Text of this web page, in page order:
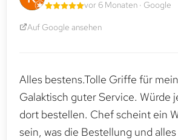
vor 6 Monaten · Google
Auf Google ansehen
Alles bestens.Tolle Griffe für
Galaktisch guter Service. Würde
dort bestellen. Chef scheint ein
sein, was die Bestellung und